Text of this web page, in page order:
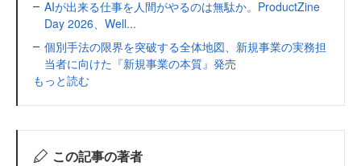
AIが出来る仕事を人間がやるのは無駄か。ProductZine
Day 2026、Well...
個別手法の限界を突破する全体地図、新規事業の実務担
当者に向けた『新規事業の本質』発売
もっと読む
この記事の著者